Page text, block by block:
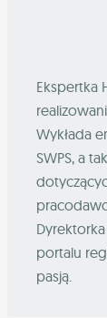
Ekspertka
Wykłada
SWPS, a
portalu
pasją.